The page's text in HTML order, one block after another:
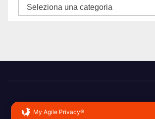
Categorie
My Agile Privacy®